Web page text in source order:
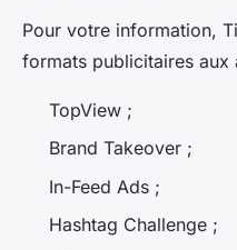
Pour votre information,
formats publicitaires aux
TopView ;
Brand Takeover ;
In-Feed Ads ;
Hashtag Challenge ;